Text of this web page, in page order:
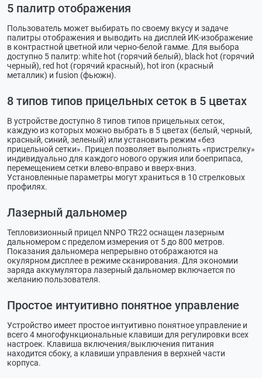
5 палитр отображения
Пользователь может выбирать по своему вкусу и задаче
палитры отображения и выводить на дисплей ИК-изображение
в контрастной цветной или черно-белой гамме. Для выбора
доступно 5 палитр: white hot (горячий белый), black hot (горячий
черный), red hot (горячий красный), hot iron (красный
металлик) и fusion (фьюжн).
8 типов типов прицельных сеток в 5 цветах
В устройстве доступно 8 типов типов прицельных сеток,
каждую из которых можно выбрать в 5 цветах (белый, черный,
красный, синий, зеленый) или установить режим «без
прицельной сетки». Прицел позволяет выполнять «пристрелку»
индивидуально для каждого нового оружия или боеприпаса,
перемещением сетки влево-вправо и вверх-вниз.
Установленные параметры могут храниться в 10 стрелковых
профилях.
Лазерный дальномер
Тепловизионный прицел NNPO TR22 оснащен лазерным
дальномером с пределом измерения от 5 до 800 метров.
Показания дальномера непрерывно отображаются на
окулярном дисплее в режиме сканирования. Для экономии
заряда аккумулятора лазерный дальномер включается по
желанию пользователя.
Простое интуитивно понятное управление
Устройство имеет простое интуитивно понятное управление и
всего 4 многофункциональные клавиши для регулировки всех
настроек. Клавиша включения/выключения питания
находится сбоку, а клавиши управления в верхней части
корпуса.